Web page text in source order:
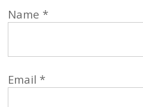
Name *
Email *